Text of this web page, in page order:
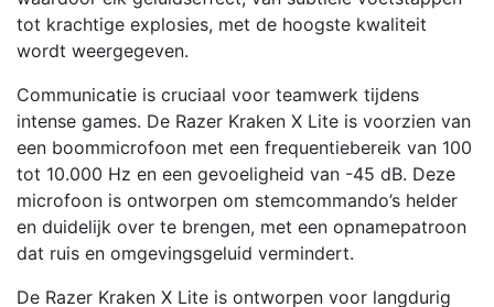
tot krachtige explosies, met de hoogste kwaliteit
wordt weergegeven.
Communicatie is cruciaal voor teamwerk tijdens
intense games. De Razer Kraken X Lite is voorzien van
een boommicrofoon met een frequentiebereik van 100
tot 10.000 Hz en een gevoeligheid van -45 dB. Deze
microfoon is ontworpen om stemcommando’s helder
en duidelijk over te brengen, met een opnamepatroon
dat ruis en omgevingsgeluid vermindert.
De Razer Kraken X Lite is ontworpen voor langdurig